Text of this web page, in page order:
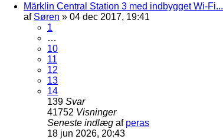
Märklin Central Station 3 med indbygget Wi-Fi...
af Søren » 04 dec 2017, 19:41
1
…
10
11
12
13
14
139 Svar
41752 Visninger
Seneste indlæg af peras
18 jun 2026, 20:43